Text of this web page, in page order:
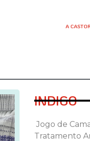
A
INDIGO
Jogo de
Tratamento